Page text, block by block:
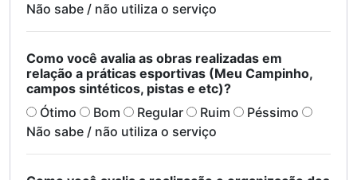
Não sabe / não utiliza o serviço
Como você avalia as obras realizadas em
relação a práticas esportivas (Meu Campinho,
campos sintéticos, pistas e etc)?
Ótimo
Bom Regular Ruim
Péssimo
Não sabe / não utiliza o serviço